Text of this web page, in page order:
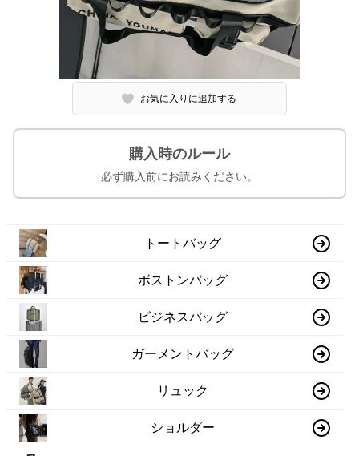
お気に入りに追加する
購入時のルール
必ず購入前にお読みください。
トートバッグ
ボストンバッグ
ビジネスバッグ
ガーメントバッグ
リュック
ショルダー